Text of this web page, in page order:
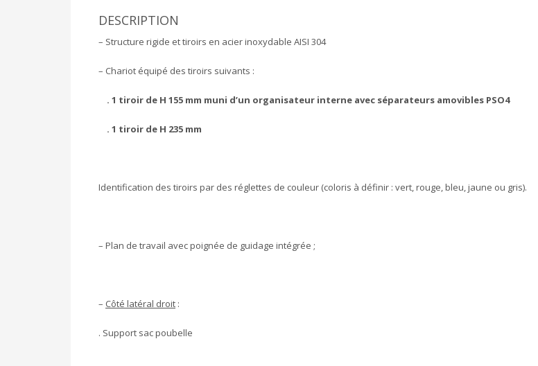
DESCRIPTION
– Structure rigide et tiroirs en acier inoxydable AISI 304
– Chariot équipé des tiroirs suivants :
. 1 tiroir de H 155 mm muni d’un organisateur interne avec séparateurs amovibles PSO4
. 1 tiroir de H 235 mm
Identification des tiroirs par des réglettes de couleur (coloris à définir : vert, rouge, bleu, jaune ou gris).
– Plan de travail avec poignée de guidage intégrée ;
– Côté latéral droit :
. Support sac poubelle